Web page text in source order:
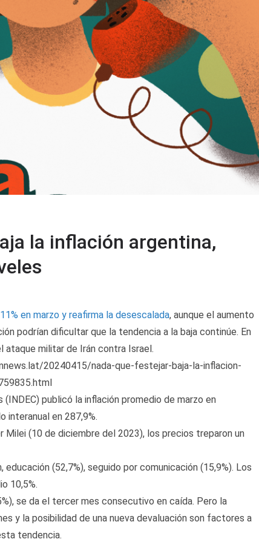
la inflación argentina,
en marzo y reafirma la desescalada, aunque el aumento
podrían dificultar que la tendencia a la baja continúe. En
ataque militar de Irán contra Israel.
20240415/nada-que-festejar-baja-la-inflacion-
publicó la inflación promedio de marzo en
interanual en 287,9%.
Milei (10 de diciembre del 2023), los precios treparon un
(52,7%), seguido por comunicación (15,9%). Los
10,5%.
se da el tercer mes consecutivo en caída. Pero la
y la posibilidad de una nueva devaluación son factores a
tendencia.